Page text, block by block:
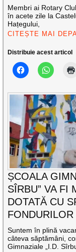
Membri ai Rotary
în acete zile la
Hațegului,
CITEȘTE MAI
Distribuie acest articol
ȘCOALA
SÎRBU” VA FI
DOTATĂ CU
Suntem în plină
câteva săptămâni,
Gimnaziale „I.D.